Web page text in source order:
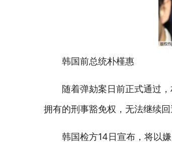
韩国前总统朴槿惠
随着弹劾案日前正式通过
拥有的刑事豁免权，无法继续
韩国检方14日宣布，将以